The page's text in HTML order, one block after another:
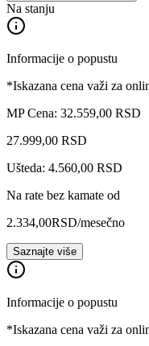
Na stanju
Informacije o popustu
*Iskazana cena važi za
MP Cena: 32.559,00 RSD
27.999,00 RSD
Ušteda: 4.560,00 RSD
Na rate bez kamate od
2.334,00RSD/mesečno
Saznajte više
Informacije o popustu
*Iskazana cena važi za